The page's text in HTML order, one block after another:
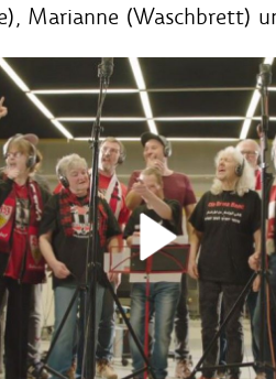
Marianne (Waschbrett)